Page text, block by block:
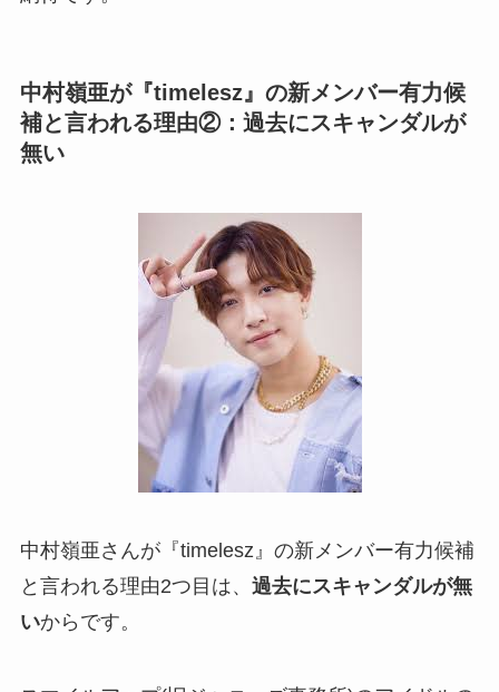
中村嶺亜が『timelesz』の新メンバー有力候
補と言われる理由②：過去にスキャンダルが
無い
中村嶺亜さんが『timelesz』の新メンバー有力候補
と言われる理由2つ目は、 過去にスキャンダルが無
いからです。